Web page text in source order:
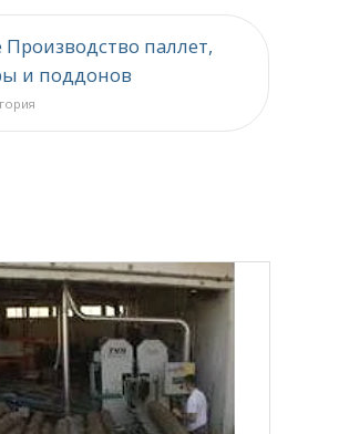
Производство паллет,
и поддонов